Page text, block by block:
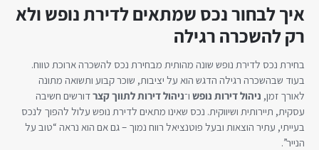
איך לבחור נכס שמתאים לדירת נופש ולא
רק להשכרה רגילה
בחירת נכס לדירת נופש שונה מהותית מבחירת נכס להשכרה ארוכת טווח.
בעוד שבהשכרה רגילה הדגש הוא על יציבות, שוכר קבוע ותשואה מתונה
לאורך זמן, ניהול דירות נופש ו־ניהול דירות לתווך קצרדורשים חשיבה
עסקית, תיירותית ושיווקית. נכס שאינו מתאים לדירת נופש עלול להפוך לנכס
בעייתי, עתיר הוצאות ובעל פוטנציאל רווח נמוך – גם אם הוא נראה “טוב על
הנייר”.